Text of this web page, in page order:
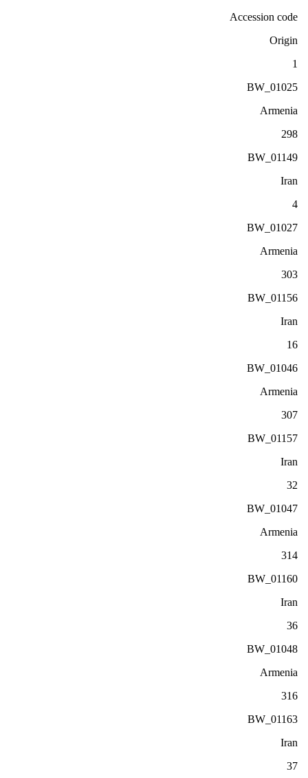
Accession code
Origin
1
BW_01025
Armenia
298
BW_01149
Iran
4
BW_01027
Armenia
303
BW_01156
Iran
16
BW_01046
Armenia
307
BW_01157
Iran
32
BW_01047
Armenia
314
BW_01160
Iran
36
BW_01048
Armenia
316
BW_01163
Iran
37